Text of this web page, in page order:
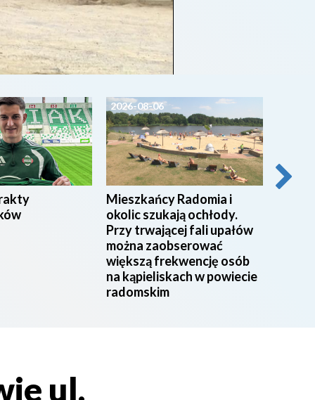
2026-08-06
Mieszkańcy Radomia i
okolic szukają ochłody.
Przy trwającej fali upałów
można zaobserować
większą frekwencję osób
na kąpieliskach w powiecie
radomskim
ul.